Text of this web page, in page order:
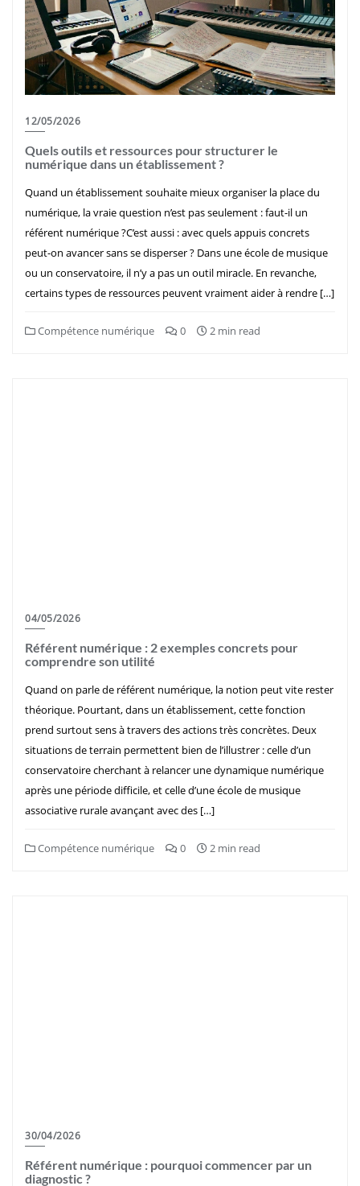
12/05/2026
Quels outils et ressources pour structurer le
numérique dans un établissement ?
Quand un établissement souhaite mieux organiser la place du
numérique, la vraie question n’est pas seulement : faut-il un
référent numérique ?C’est aussi : avec quels appuis concrets
peut-on avancer sans se disperser ? Dans une école de musique
ou un conservatoire, il n’y a pas un outil miracle. En revanche,
certains types de ressources peuvent vraiment aider à rendre […]
Compétence numérique 0 2 min read
04/05/2026
Référent numérique : 2 exemples concrets pour
comprendre son utilité
Quand on parle de référent numérique, la notion peut vite rester
théorique. Pourtant, dans un établissement, cette fonction
prend surtout sens à travers des actions très concrètes. Deux
situations de terrain permettent bien de l’illustrer : celle d’un
conservatoire cherchant à relancer une dynamique numérique
après une période difficile, et celle d’une école de musique
associative rurale avançant avec des […]
Compétence numérique 0 2 min read
30/04/2026
Référent numérique : pourquoi commencer par un
diagnostic ?